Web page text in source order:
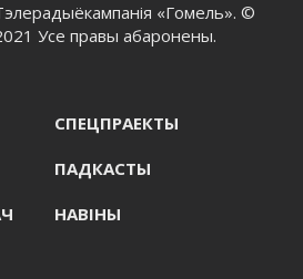
«Гомель». ©
Усе правы абаронены.
СПЕЦПРАЕКТЫ
ПАДКАСТЫ
НАВIНЫ